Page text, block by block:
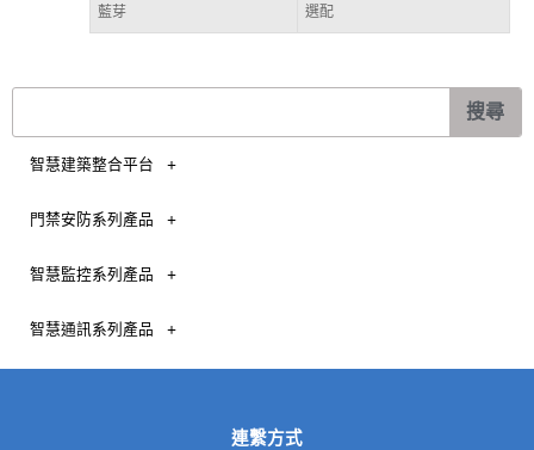
藍芽 選配
搜尋
智慧建築整合平台
門禁安防系列產品
智慧監控系列產品
智慧通訊系列產品
連繫方式